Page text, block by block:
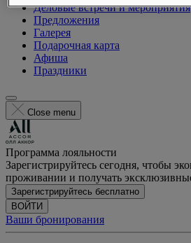
Деловые встречи и мероприятия
Предложения
Галерея
Подарочная карта
Афиша
Праздники
Close menu
Программа лояльности
Зарегистрируйтесь сегодня, чтобы
проживании и получать
Зарегистрируйтесь бесплатно
ВОЙТИ
Ваши бронирования